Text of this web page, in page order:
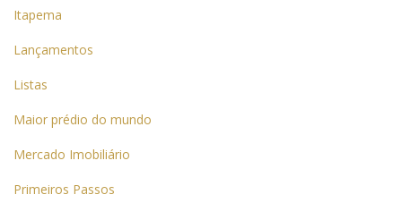
Itapema
Lançamentos
Listas
Maior prédio do mundo
Mercado Imobiliário
Primeiros Passos